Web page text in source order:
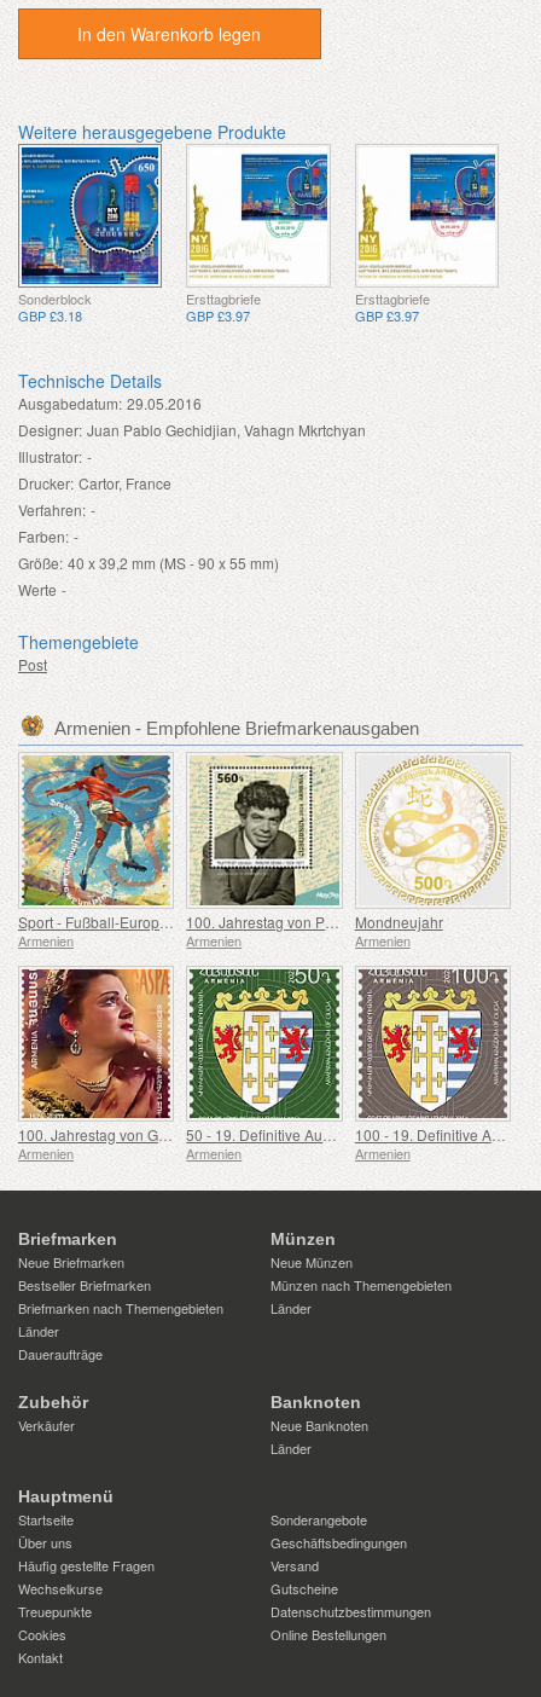
In den Warenkorb legen
Weitere herausgegebene Produkte
Sonderblock
GBP £3.18
Ersttagbriefe
GBP £3.97
Ersttagbriefe
GBP £3.97
Technische Details
Ausgabedatum: 29.05.2016
Designer: Juan Pablo Gechidjian, Vahagn Mkrtchyan
Illustrator: -
Drucker: Cartor, France
Verfahren: -
Farben: -
Größe: 40 x 39,2 mm (MS - 90 x 55 mm)
Werte -
Themengebiete
Post
Armenien - Empfohlene Briefmarkenausgaben
Sport - Fußball-Europameisterschaft, Euro
Armenien
100. Jahrestag von Paruyr Sevak
Armenien
Mondneujahr
Armenien
100. Jahrestag von Gohar Gasparyan
Armenien
50 - 19. Definitive Ausgabe, Armenische Wappen
Armenien
100 - 19. Definitive Ausgabe, Armenische Wappen
Armenien
Briefmarken
Neue Briefmarken
Bestseller Briefmarken
Briefmarken nach Themengebieten
Länder
Daueraufträge
Münzen
Neue Münzen
Münzen nach Themengebieten
Länder
Zubehör
Verkäufer
Banknoten
Neue Banknoten
Länder
Hauptmenü
Startseite
Sonderangebote
Über uns
Geschäftsbedingungen
Häufig gestellte Fragen
Versand
Wechselkurse
Gutscheine
Treuepunkte
Datenschutzbestimmungen
Cookies
Online Bestellungen
Kontakt